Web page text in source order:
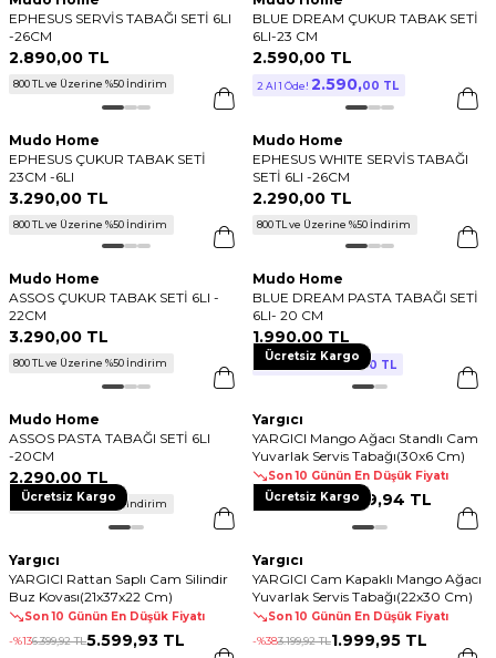
EPHESUS SERVİS TABAĞI SETİ 6LI
-26CM
2.890,00 TL
800 TL ve Üzerine %50 İndirim
BLUE DREAM ÇUKUR TABAK SETİ
6LI-23 CM
2.590,00 TL
2 Al 1 Öde! 2.590,00 TL
Mudo Home
EPHESUS ÇUKUR TABAK SETİ
23CM -6LI
3.290,00 TL
800 TL ve Üzerine %50 İndirim
Mudo Home
EPHESUS WHITE SERVİS TABAĞI
SETİ 6LI -26CM
2.290,00 TL
800 TL ve Üzerine %50 İndirim
Mudo Home
ASSOS ÇUKUR TABAK SETİ 6LI -
22CM
3.290,00 TL
800 TL ve Üzerine %50 İndirim
Mudo Home
BLUE DREAM PASTA TABAĞI SETİ
6LI- 20 CM
1.990,00 TL
1.990, 00 TL
Mudo Home
ASSOS PASTA TABAĞI SETİ 6LI
-20CM
2.290,00 TL
800 TL ve Üzerine %50 İndirim
Ücretsiz Kargo
Yargıcı
YARGICI Mango Ağacı Standlı Cam
Yuvarlak Servis Tabağı(30x6 Cm)
Son 10 Günün En Düşük Fiyatı
253.199,92 TL2.399,94 TL
Ücretsiz Kargo
Yargıcı
YARGICI Rattan Saplı Cam Silindir
Buz Kovası(21x37x22 Cm)
Son 10 Günün En Düşük Fiyatı
-%136.399,92 TL5.599,93 TL
Ücretsiz Kargo
Yargıcı
YARGICI Cam Kapaklı Mango Ağacı
Yuvarlak Servis Tabağı(22x30 Cm)
Son 10 Günün En Düşük Fiyatı
-%383.199,92 TL1.999,95 TL